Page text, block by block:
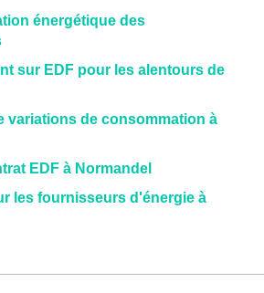
énergétique des
sur EDF pour les alentours de
variations de consommation à
EDF à Normandel
les fournisseurs d'énergie à